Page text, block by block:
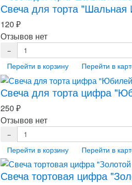
Свеча для торта "Шальная
120 ₽
Отзывов нет
Перейти в корзину Перейти в
Свеча для торта цифра
250 ₽
Отзывов нет
Перейти в корзину Перейти в
Свеча тортовая цифра